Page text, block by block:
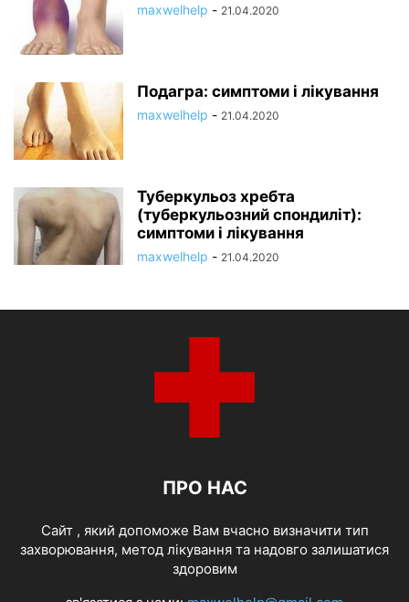
maxwelhelp - 21.04.2020
Подагра: симптоми і лікування
maxwelhelp - 21.04.2020
Туберкульоз хребта
(туберкульозний спондиліт):
симптоми і лікування
maxwelhelp - 21.04.2020
ПРО НАС
Cайт , який допоможе Вам вчасно визначити тип
захворювання, метод лікування та надовго залишатися
здоровим